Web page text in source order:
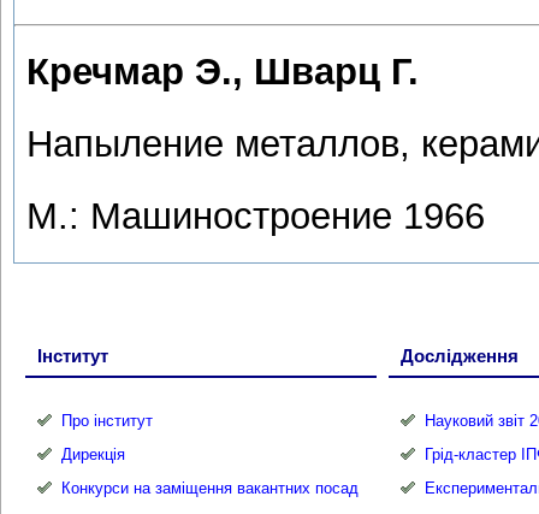
Кречмар Э., Шварц Г.
Напыление металлов,
М.: Машиностроение 1966
Інститут
Про інститут
Дирекція
Конкурси на заміщення вакантних посад
Дослідження
Науковий звіт
Грід-кластер